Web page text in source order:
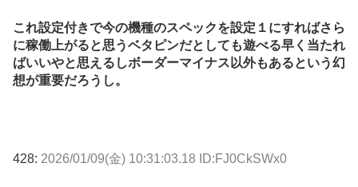
これ設定付きで今の機種のスペックを設定１にすればさら
に稼働上がると思うベタピンだとしても遊べる早く当たれ
ばいいやと思えるしボーダーマイナス以外もあるという幻
想が重要だろうし。
428: 2026/01/09(金) 10:31:03.18 ID:FJ0CkSWx0